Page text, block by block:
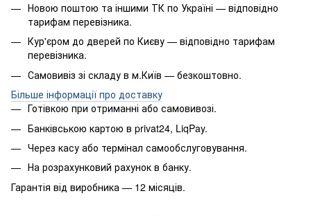
Новою поштою та іншими ТК по Україні — відповідно
тарифам перевізника.
Кур'єром до дверей по Києву — відповідно тарифам
перевізника.
Самовивіз зі складу в м.Київ — безкоштовно.
Більше інформації про доставку
Готівкою при отриманні або самовивозі.
Банківською картою в privat24, LiqPay.
Через касу або термінал самообслуговування.
На розрахунковий рахунок в банку.
Гарантія від виробника — 12 місяців.